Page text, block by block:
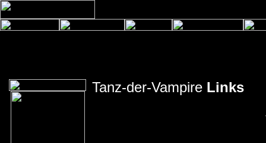
Tanz-der-Vampire Links